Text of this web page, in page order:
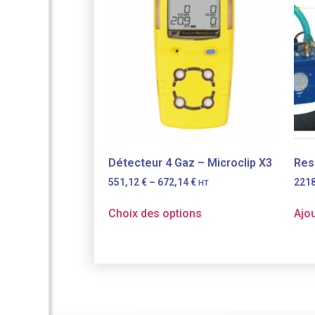
Détecteur 4 Gaz – Microclip X3
551,12€ – 672,14€ HT
Choix des options